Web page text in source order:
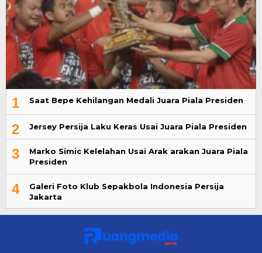
1 Saat Bepe Kehilangan Medali Juara Piala Presiden
2 Jersey Persija Laku Keras Usai Juara Piala Presiden
3
Marko Simic Kelelahan Usai Arak arakan Juara Piala
Presiden
4
Galeri Foto Klub Sepakbola Indonesia Persija
Jakarta